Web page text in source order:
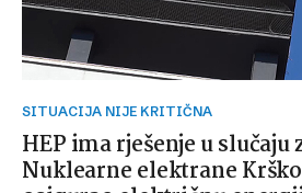
SITUACIJA NIJE KRITIČNA
HEP ima rješenje u
Nuklearne elektrane